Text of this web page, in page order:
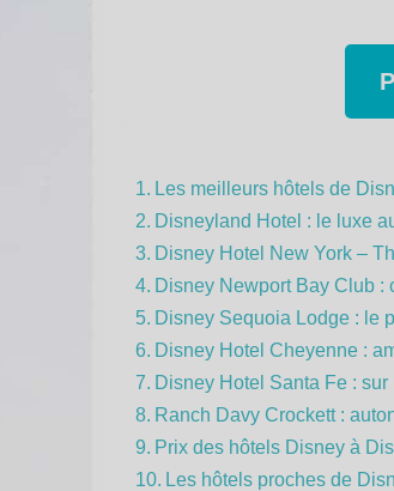
Les meilleurs hôtels de
Disneyland Hotel : le luxe
Disney Hotel New York –
Disney Newport Bay Club :
Disney Sequoia Lodge : le
Disney Hotel Cheyenne :
Disney Hotel Santa Fe :
Ranch Davy Crockett :
Prix des hôtels Disney à
Les hôtels proches de